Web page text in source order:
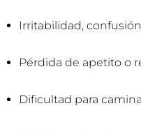
Irritabilidad,
Pérdida de apetito o
Dificultad para